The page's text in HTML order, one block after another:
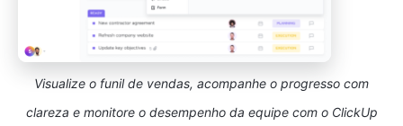
Visualize o funil de vendas, acompanhe o progresso com
clareza e monitore o desempenho da equipe com o ClickUp